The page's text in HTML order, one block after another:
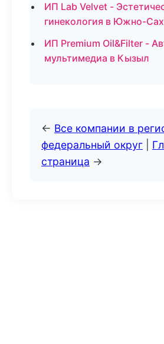
ИП Lab Velvet -
гинекология в Южно-
ИП Premium Oil&Filter -
мультимедиа в Кызыл
← Все компании в
федеральный округ
страница →